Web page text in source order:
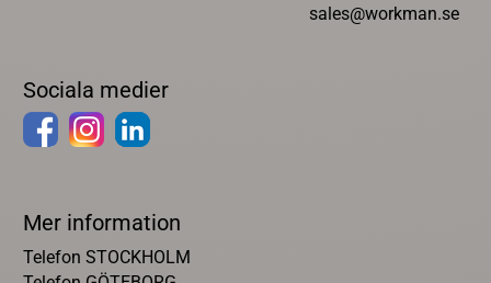
sales@workman.se
Sociala medier
Mer information
Telefon STOCKHOLM